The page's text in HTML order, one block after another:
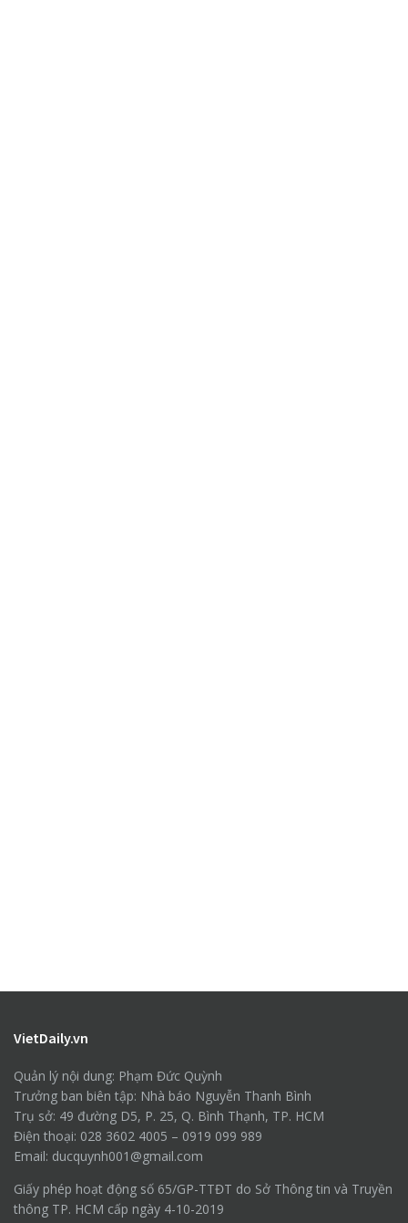
VietDaily.vn
Quản lý nội dung: Phạm Đức Quỳnh
Trưởng ban biên tập: Nhà báo Nguyễn Thanh Bình
Trụ sở: 49 đường D5, P. 25, Q. Bình Thạnh, TP. HCM
Điện thoại: 028 3602 4005 – 0919 099 989
Email: ducquynh001@gmail.com
Giấy phép hoạt động số 65/GP-TTĐT do Sở Thông tin và Truyền
thông TP. HCM cấp ngày 4-10-2019